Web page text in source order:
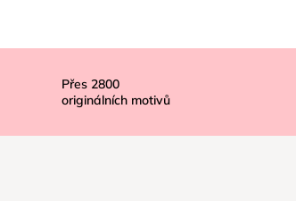
Přes 2800
originálních motivů